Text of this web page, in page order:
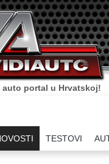
auto portal u Hrvatskoj!
TESTOVI